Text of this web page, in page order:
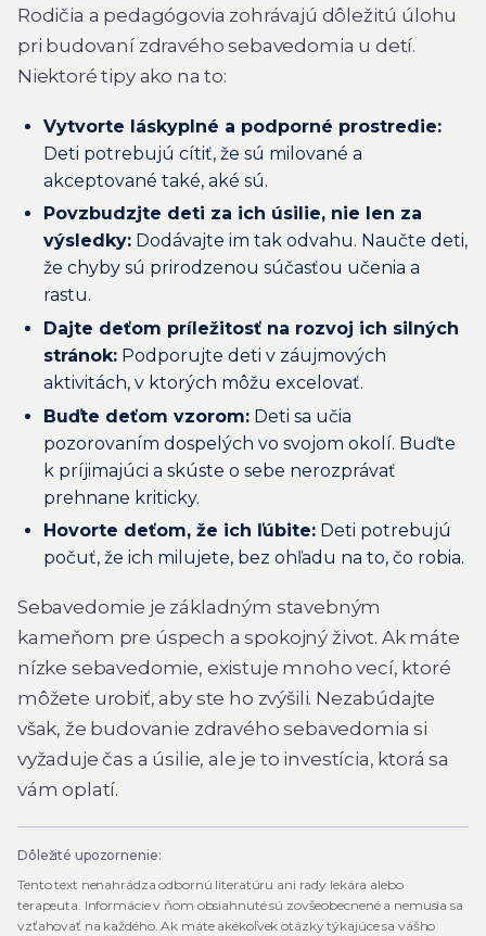
Rodičia a pedagógovia zohrávajú dôležitú úlohu
pri budovaní zdravého sebavedomia u detí.
Niektoré tipy ako na to:
Vytvorte láskyplné a podporné prostredie:
Deti potrebujú cítiť, že sú milované a
akceptované také, aké sú.
Povzbudzjte deti za ich úsilie, nie len za
výsledky: Dodávajte im tak odvahu. Naučte deti,
že chyby sú prirodzenou súčasťou učenia a
rastu.
Dajte deťom príležitosť na rozvoj ich silných
stránok: Podporujte deti v záujmových
aktivitách, v ktorých môžu excelovať.
Buďte deťom vzorom: Deti sa učia
pozorovaním dospelých vo svojom okolí. Buďte
k príjimajúci a skúste o sebe nerozprávať
prehnane kriticky.
Hovorte deťom, že ich ľúbite: Deti potrebujú
počuť, že ich milujete, bez ohľadu na to, čo robia.
Sebavedomie je základným stavebným
kameňom pre úspech a spokojný život. Ak máte
nízke sebavedomie, existuje mnoho vecí, ktoré
môžete urobiť, aby ste ho zvýšili. Nezabúdajte
však, že budovanie zdravého sebavedomia si
vyžaduje čas a úsilie, ale je to investícia, ktorá sa
vám oplatí.
Dôležité upozornenie:
Tento text nenahrádza odbornú literatúru ani rady lekára alebo
terapeuta. Informácie v ňom obsiahnuté sú zovšeobecnené a nemusia sa
vzťahovať na každého. Ak máte akékoľvek otázky týkajúce sa vášho